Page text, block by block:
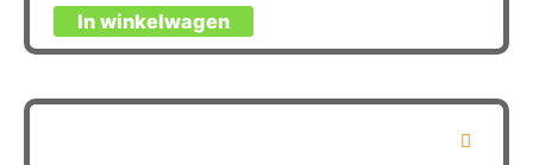
In winkelwagen